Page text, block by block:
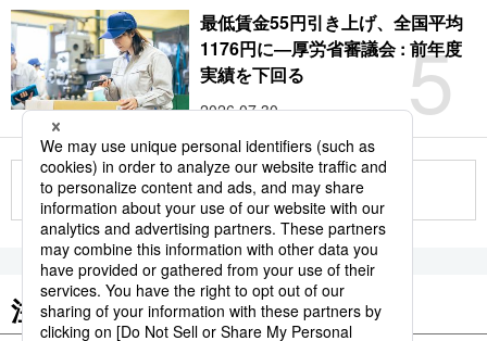
5
最低賃金55円引き上げ、全国平均
1176円に―厚労省審議会 : 前年度
実績を下回る
2026.07.30
もっと見る
注目のキーワード